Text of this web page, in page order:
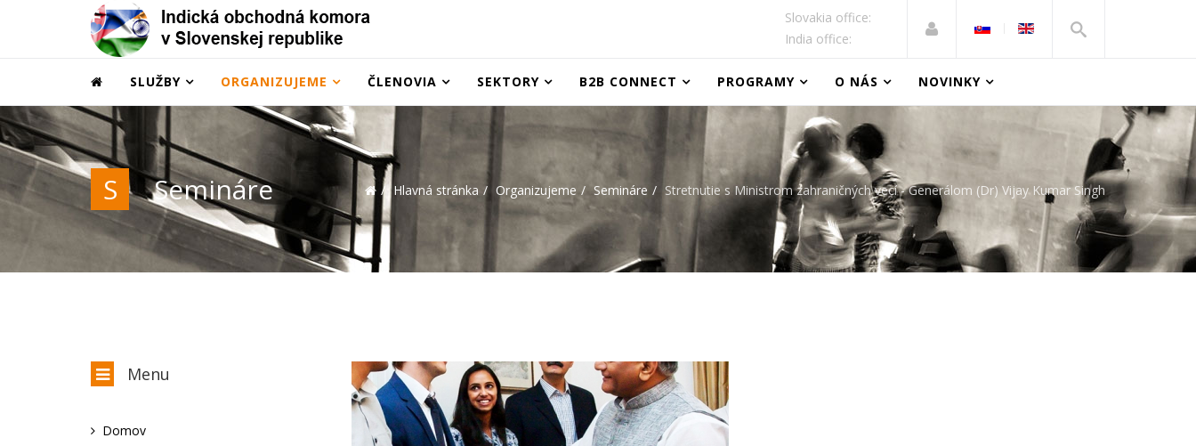
Slovakia office:
India office:
SLUŽBY ORGANIZUJEME ČLENOVIA SEKTORY B2B CONNECT PROGRAMY O NÁS NOVINKY
S Semináre Hlavná stránka Organizujeme Semináre Stretnutie s Ministrom zahraničných vecí - Generálom (Dr) Vijay Kumar Singh
Menu
Domov